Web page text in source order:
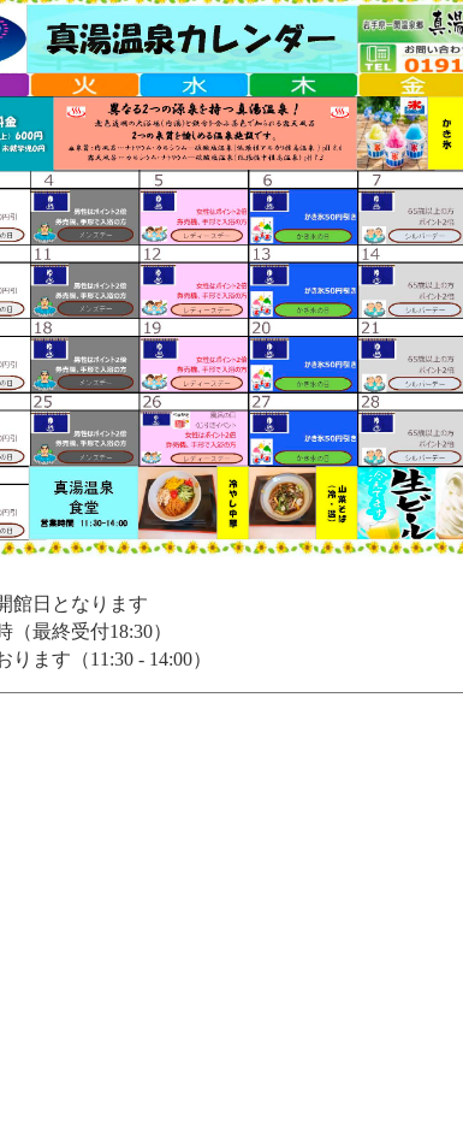
館日となります
（最終受付18:30）
ます（11:30 - 14:00）